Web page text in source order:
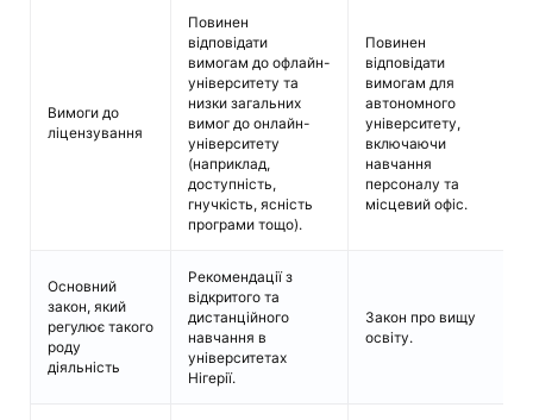
Вимоги до
ліцензування
Повинен
відповідати
вимогам до офлайн-
університету та
низки загальних
вимог до онлайн-
університету
(наприклад,
доступність,
гнучкість, ясність
програми тощо).
Повинен
відповідати
вимогам для
автономного
університету,
включаючи
навчання
персоналу та
місцевий офіс.
Основний
закон, який
регулює такого
роду
діяльність
Рекомендації з
відкритого та
дистанційного
навчання в
університетах
Нігерії.
Закон про вищу
освіту.